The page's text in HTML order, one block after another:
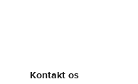
Kontakt os